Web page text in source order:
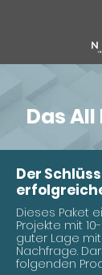
Das
Der
Dieses Paket
Projekte mit
guter Lage
Nachfrage.
folgenden